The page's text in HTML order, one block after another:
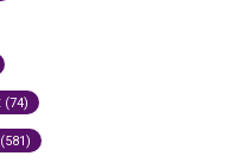
(74)
(581)